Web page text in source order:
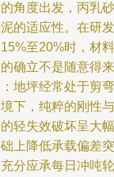
角度出发，丙乳
的适应性。在研
至20%时，材
确立不是随意得
地坪经常处于剪
下，纯粹的刚性
轻失效破坏呈大
上降低承载偏差
分应承每日冲吨